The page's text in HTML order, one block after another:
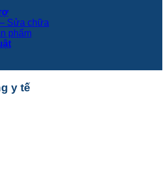
Sửa chữa
phẩm
y tế